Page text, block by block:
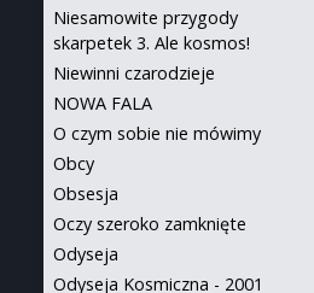
Niesamowite przygody
skarpetek 3. Ale kosmos!
Niewinni czarodzieje
NOWA FALA
O czym sobie nie mówimy
Obcy
Obsesja
Oczy szeroko zamknięte
Odyseja
Odyseja Kosmiczna - 2001